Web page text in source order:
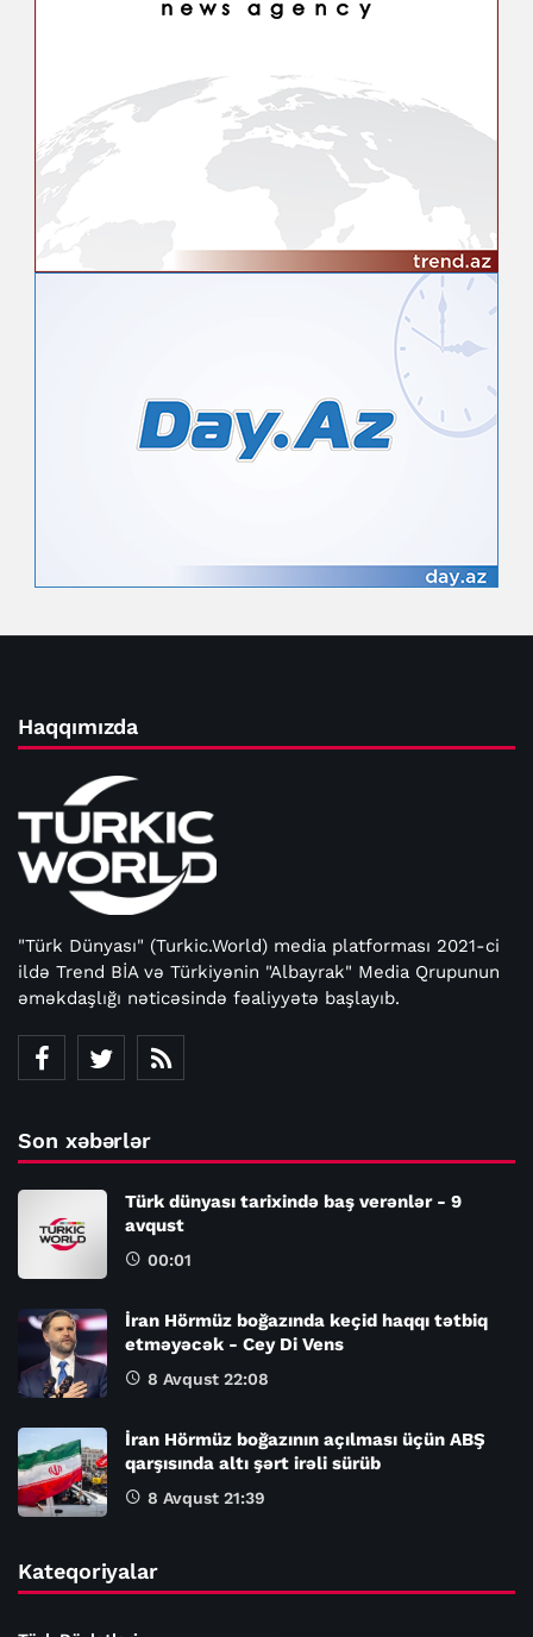
Haqqımızda
"Türk Dünyası" (Turkic.World) media platforması 2021-ci
ildə Trend BİA və Türkiyənin "Albayrak" Media Qrupunun
əməkdaşlığı nəticəsində fəaliyyətə başlayıb.
Son xəbərlər
Türk dünyası tarixində baş verənlər - 9
avqust
00:01
İran Hörmüz boğazında keçid haqqı tətbiq
etməyəcək - Cey Di Vens
8 Avqust 22:08
İran Hörmüz boğazının açılması üçün ABŞ
qarşısında altı şərt irəli sürüb
8 Avqust 21:39
Kateqoriyalar